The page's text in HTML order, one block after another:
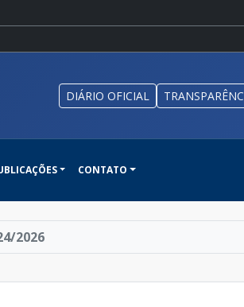
DIÁRIO OFICIAL
CONTATO
2026